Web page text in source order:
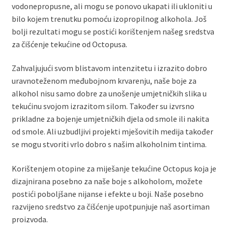
vodonepropusne, ali mogu se ponovo ukapati ili ukloniti u
bilo kojem trenutku pomoću izopropilnog alkohola. Još
bolji rezultati mogu se postići korištenjem našeg sredstva
za čišćenje tekućine od Octopusa.
Zahvaljujući svom blistavom intenzitetu i izrazito dobro
uravnoteženom međubojnom krvarenju, naše boje za
alkohol nisu samo dobre za unošenje umjetničkih slika u
tekućinu svojom izrazitom silom. Također su izvrsno
prikladne za bojenje umjetničkih djela od smole ili nakita
od smole. Ali uzbudljivi projekti mješovitih medija također
se mogu stvoriti vrlo dobro s našim alkoholnim tintima.
Korištenjem otopine za miješanje tekućine Octopus koja je
dizajnirana posebno za naše boje s alkoholom, možete
postići poboljšane nijanse i efekte u boji. Naše posebno
razvijeno sredstvo za čišćenje upotpunjuje naš asortiman
proizvoda.